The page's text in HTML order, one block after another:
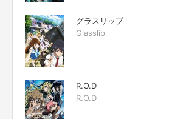
グラスリップ
Glasslip
R.O.D
R.O.D